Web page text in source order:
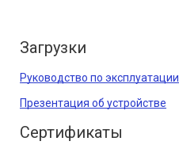
Загрузки
Руководство по эксплуатации
Презентация об устройстве
Сертификаты